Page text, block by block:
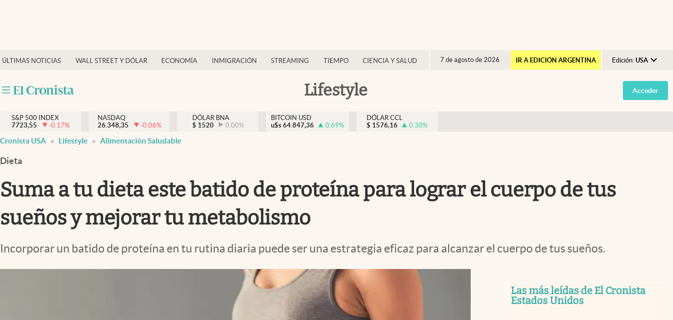
ÚLTIMAS NOTICIAS WALL STREET Y DÓLAR ECONOMÍA INMIGRACIÓN STREAMING TIEMPO CIENCIA Y SALUD 7 de agosto de 2026 IR A EDICIÓN ARGENTINA Edición: USA
Argentina
España
Lifestyle
Finanzas y economía
Inmigración
Trending
Streaming
PC y mobile
Acceder
S&P 500 INDEX
7723,55
-0.17%
NASDAQ
26.348,35
-0.06%
DÓLAR BNA
$ 1520 0.00%
BITCOIN USD
u$s 64.847,36 0.69%
DÓLAR CCL
$ 1576,16 0.30%
Cronista USA Lifestyle Alimentación Saludable
Dieta
Suma a tu dieta este batido de proteína para lograr el cuerpo de tus
sueños y mejorar tu metabolismo
Incorporar un batido de proteína en tu rutina diaria puede ser una estrategia eficaz para alcanzar el cuerpo de tus sueños.
Las más leídas de El Cronista
Estados Unidos